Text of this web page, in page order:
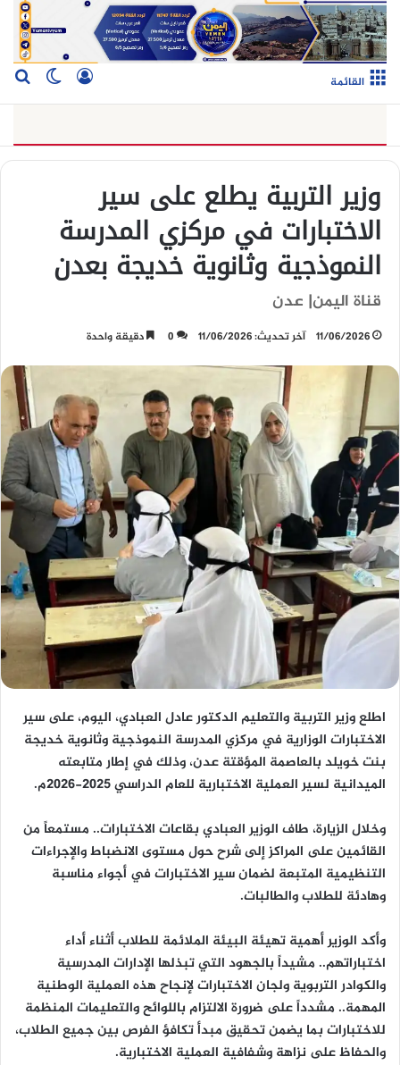
تسجيل القائمة
وزير التربية يطلع على سير
الاختبارات في مركزي المدرسة
النموذجية وثانوية خديجة بعدن
قناة اليمن| عدن
11/06/2026 آخر تحديث: 11/06/2026 0 دقيقة واحدة
اطلع وزير التربية والتعليم الدكتور عادل العبادي، اليوم، على سير
الاختبارات الوزارية في مركزي المدرسة النموذجية وثانوية خديجة
بنت خويلد بالعاصمة المؤقتة عدن، وذلك في إطار متابعته
الميدانية لسير العملية الاختبارية للعام الدراسي 2025-2026م.
وخلال الزيارة، طاف الوزير العبادي بقاعات الاختبارات.. مستمعاً من
القائمين على المراكز إلى شرح حول مستوى الانضباط والإجراءات
التنظيمية المتبعة لضمان سير الاختبارات في أجواء مناسبة
وهادئة للطلاب والطالبات.
وأكد الوزير أهمية تهيئة البيئة الملائمة للطلاب أثناء أداء
اختباراتهم.. مشيداً بالجهود التي تبذلها الإدارات المدرسية
والكوادر التربوية ولجان الاختبارات لإنجاح هذه العملية الوطنية
المهمة.. مشدداً على ضرورة الالتزام باللوائح والتعليمات المنظمة
للاختبارات بما يضمن تحقيق مبدأ تكافؤ الفرص بين جميع الطلاب،
والحفاظ على نزاهة وشفافية العملية الاختبارية.